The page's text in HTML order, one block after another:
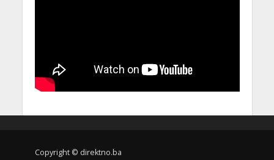
Copyright © direktno.ba